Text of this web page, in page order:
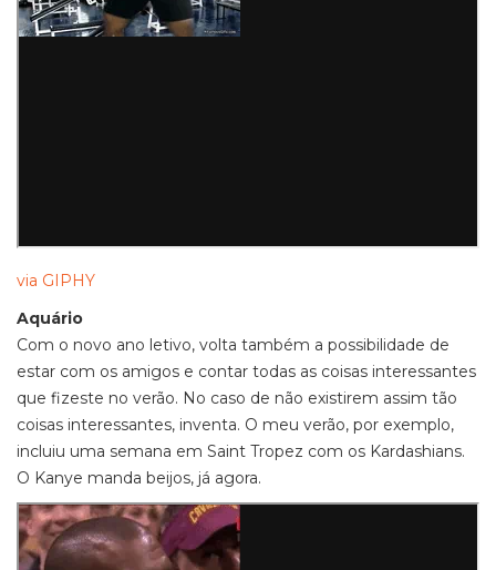
via GIPHY
Aquário
Com o novo ano letivo, volta também a possibilidade de
estar com os amigos e contar todas as coisas interessantes
que fizeste no verão. No caso de não existirem assim tão
coisas interessantes, inventa. O meu verão, por exemplo,
incluiu uma semana em Saint Tropez com os Kardashians.
O Kanye manda beijos, já agora.